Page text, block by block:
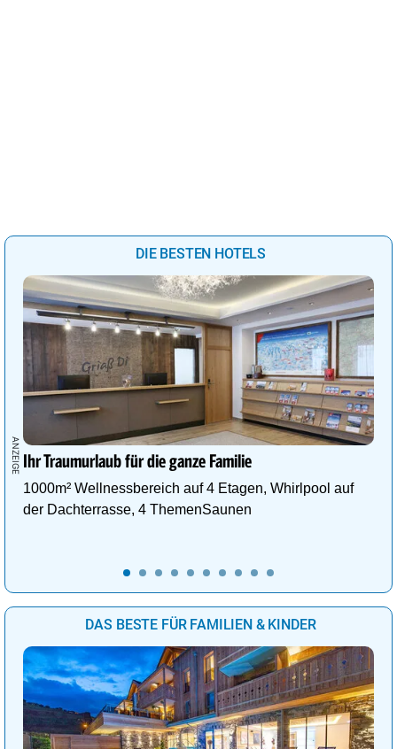
DIE BESTEN HOTELS
Ihr Traumurlaub für die ganze Familie
1000m² Wellnessbereich auf 4 Etagen, Whirlpool auf
der Dachterrasse, 4 ThemenSaunen
DAS BESTE FÜR FAMILIEN & KINDER